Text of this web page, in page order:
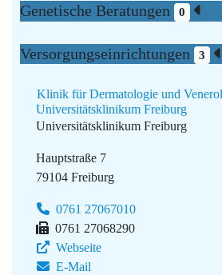
Genetische Beratungen 0
Versorgungseinrichtungen 3
Klinik für Dermatologie und
Universitätsklinikum Freiburg
Universitätsklinikum Freiburg
Hauptstraße 7
79104 Freiburg
0761 27067010
0761 27068290
Webseite
E-Mail